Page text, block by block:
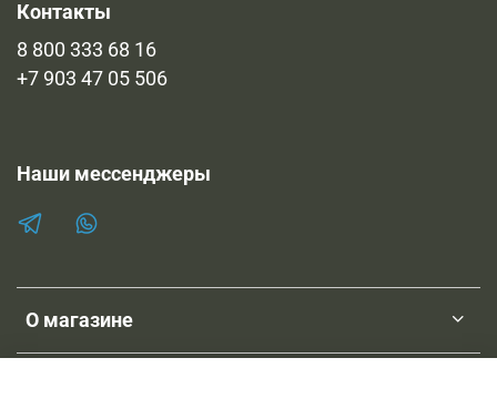
О магазине
Контакты
8 800 333 68 16
+7 903 47 05 506
Наши мессенджеры